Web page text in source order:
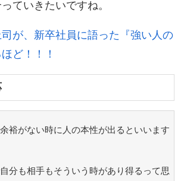
ていきたいですね。
司が、新卒社員に語った『強い人の
ど！！！
裕がない時に人の本性が出るといいます
分も相手もそういう時があり得るって思